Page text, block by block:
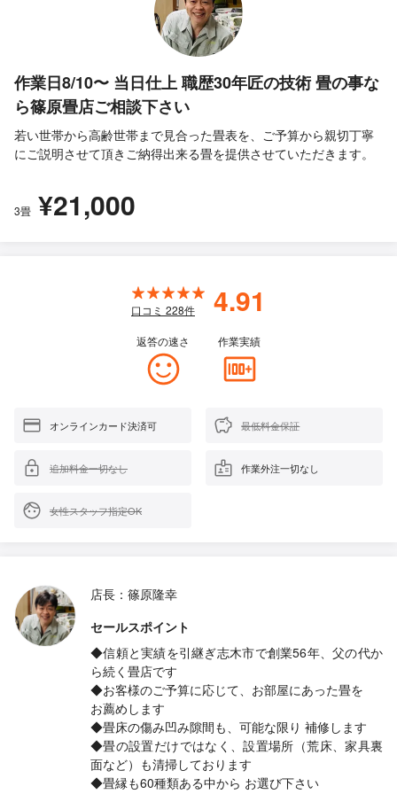
作業日8/10〜 当日仕上 職歴30年匠の技術 畳の事な
ら篠原畳店ご相談下さい
若い世帯から高齢世帯まで見合った畳表を、ご予算から親切丁寧
にご説明させて頂きご納得出来る畳を提供させていただきます。
3畳 ¥21,000
口コミ 228件 4.91
返答の速さ 作業実績
オンラインカード決済可 最低料金保証
追加料金一切なし 作業外注一切なし
女性スタッフ指定OK
店長：篠原隆幸
セールスポイント
◆信頼と実績を引継ぎ志木市で創業56年、父の代か
ら続く畳店です
◆お客様のご予算に応じて、お部屋にあった畳を
お薦めします
◆畳床の傷み凹み隙間も、可能な限り 補修します
◆畳の設置だけではなく、設置場所（荒床、家具裏
面など）も清掃しております
◆畳縁も60種類ある中から お選び下さい